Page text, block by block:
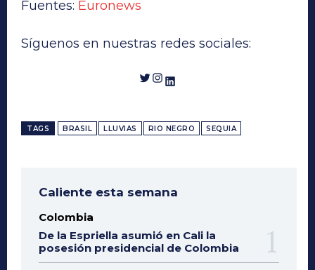
Fuentes: Euronews
Síguenos en nuestras redes sociales:
Twitter InstagramLinkedIn
TAGS BRASIL LLUVIAS RIO NEGRO SEQUIA
Caliente esta semana
Colombia
De la Espriella asumió en Cali la
posesión presidencial de Colombia